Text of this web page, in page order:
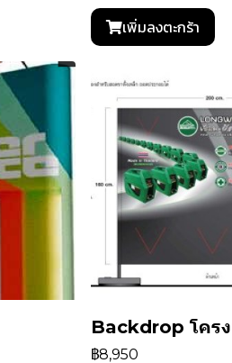
เพิ่มลงตะกร้า
Backdrop โคร
฿8,950